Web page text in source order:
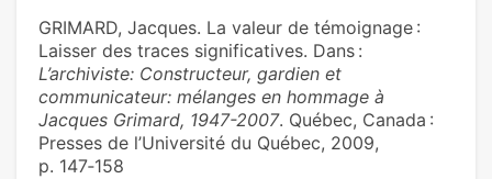
GRIMARD, Jacques. La valeur de témoignage :
Laisser des traces significatives. Dans :
L’archiviste: Constructeur, gardien et
communicateur: mélanges en hommage à
Jacques Grimard, 1947-2007. Québec, Canada :
Presses de l’Université du Québec, 2009,
p. 147‑158